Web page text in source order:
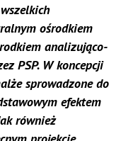
ośrodkiem
analizująco-
PSP. W koncepcji
sprowadzone do
efektem
również